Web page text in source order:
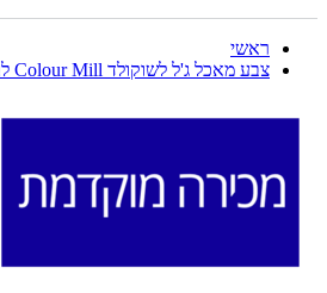
ראשי
צבע מאכל ג'ל לשוקולד Colour Mill לבן White - כשר